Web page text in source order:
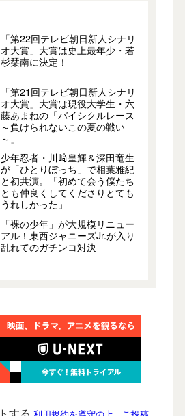
「第22回テレビ朝日新人シナリ
オ大賞」大賞は史上最年少・若
杉栞南に決定！
「第21回テレビ朝日新人シナリ
オ大賞」大賞は現役大学生・六
藤あまねの「バイシクルレース
～負けられないこの夏の戦い
～」
少年忍者・川﨑皇輝＆深田竜生
が「ひとりぼっち」で相葉雅紀
と初共演。「初めて会う僕たち
とも仲良くしてくださりとても
うれしかった」
「裸の少年」が大規模リニュー
アル！東西ジャニーズJr.が入り
乱れてのガチンコ対決